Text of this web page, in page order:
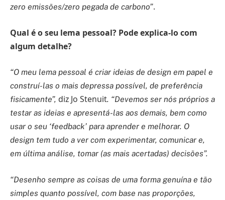
zero emissões/zero pegada de carbono”.
Qual é o seu lema pessoal? Pode explica-lo com
algum detalhe?
“O meu lema pessoal é criar ideias de design em papel e
construí-las o mais depressa possível, de preferência
fisicamente”, diz Jo Stenuit. “Devemos ser nós próprios a
testar as ideias e apresentá-las aos demais, bem como
usar o seu ‘feedback’ para aprender e melhorar. O
design tem tudo a ver com experimentar, comunicar e,
em última análise, tomar (as mais acertadas) decisões”.
“Desenho sempre as coisas de uma forma genuína e tão
simples quanto possível, com base nas proporções,